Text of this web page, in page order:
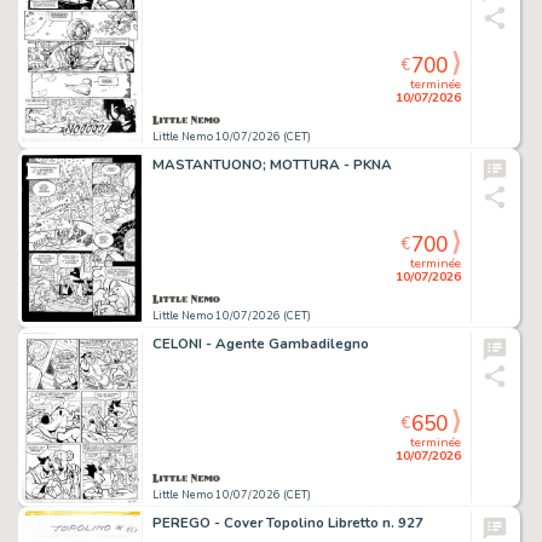
Little Nemo 10/07/2026 (CET)
terminée
10/07/2026
€700
MASTANTUONO; MOTTURA - PKNA
Little Nemo 10/07/2026 (CET)
terminée
10/07/2026
€700
CELONI - Agente Gambadilegno
Little Nemo 10/07/2026 (CET)
terminée
10/07/2026
€650
PEREGO - Cover Topolino Libretto n. 927